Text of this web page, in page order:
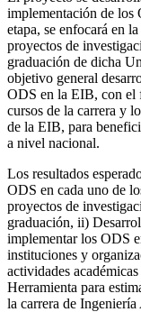
implementación de los
etapa, se enfocará en
proyectos de
graduación de dicha
objetivo general
ODS en la EIB, con el
cursos de la carrera y
de la EIB, para
a nivel nacional.
Los resultados
ODS en cada uno de
proyectos de
graduación, ii)
implementar los ODS
instituciones y
actividades
Herramienta para
la carrera de